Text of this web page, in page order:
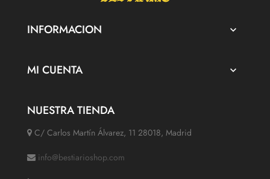
INFORMACION 
MI CUENTA 
NUESTRA TIENDA
C/ Carlos Martín Álvarez, 11 28018, Madrid
info@bestiarioshop.com